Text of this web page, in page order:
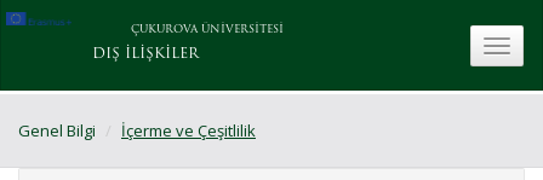
ÇUKUROVA ÜNİVERSİTESİ
DIŞ İLİŞKİLER
Genel Bilgi İçerme ve Çeşitlilik